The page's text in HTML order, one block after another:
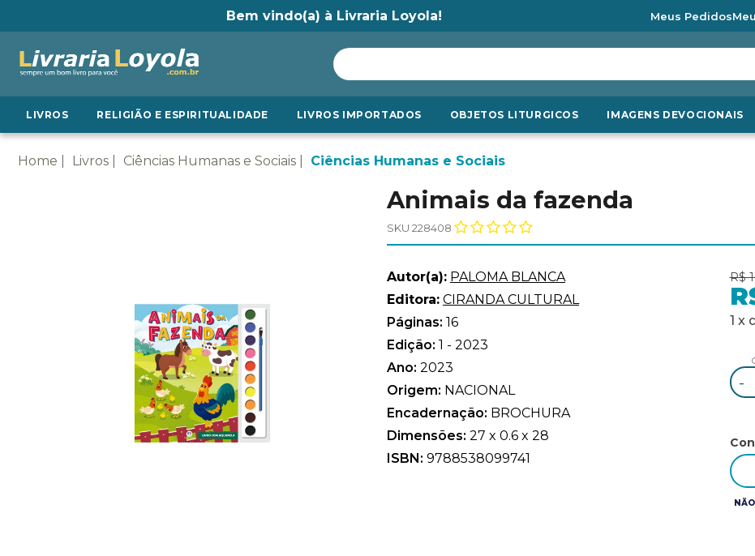
Bem vindo(a) à Livraria Loyola! Meus Pedidos
LIVROS RELIGIÃO E ESPIRITUALIDADE LIVROS IMPORTADOS OBJETOS LITURGICOS IMAGENS DEVOCIONAIS
Home Livros Ciências Humanas e Sociais Ciências Humanas e Sociais
Animais da fazenda
SKU 228408
Autor(a): PALOMA BLANCA
Editora: CIRANDA CULTURAL
Páginas: 16
Edição: 1 - 2023
Ano: 2023
Origem: NACIONAL
Encadernação: BROCHURA
Dimensões: 27 x 0.6 x 28
ISBN: 9788538099741
R$
1 x
-